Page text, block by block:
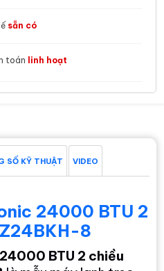
sẵn có
toán linh hoạt
SỐ KỸ THUẬT VIDEO
24000 BTU 2
8
BTU 2 chiều